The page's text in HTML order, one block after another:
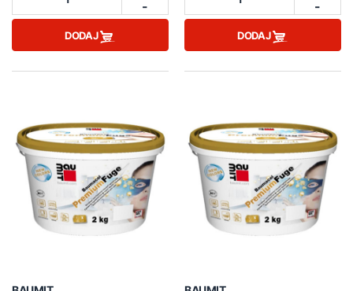
-
DODAJ
-
DODAJ